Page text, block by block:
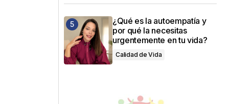
¿Qué es la autoempatía y
por qué la necesitas
urgentemente en tu vida?
Calidad de Vida